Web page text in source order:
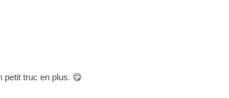
petit truc en plus. 😋